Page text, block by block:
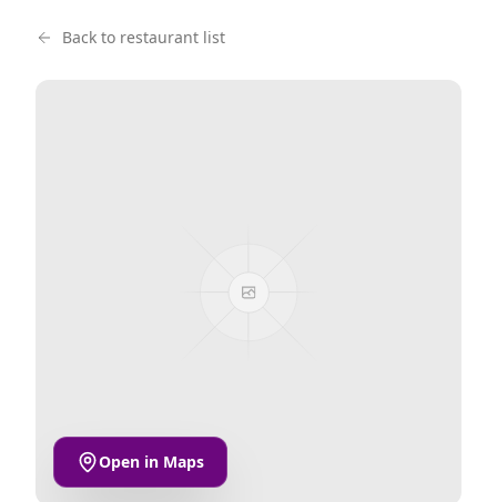
Back to restaurant list
Open in Maps